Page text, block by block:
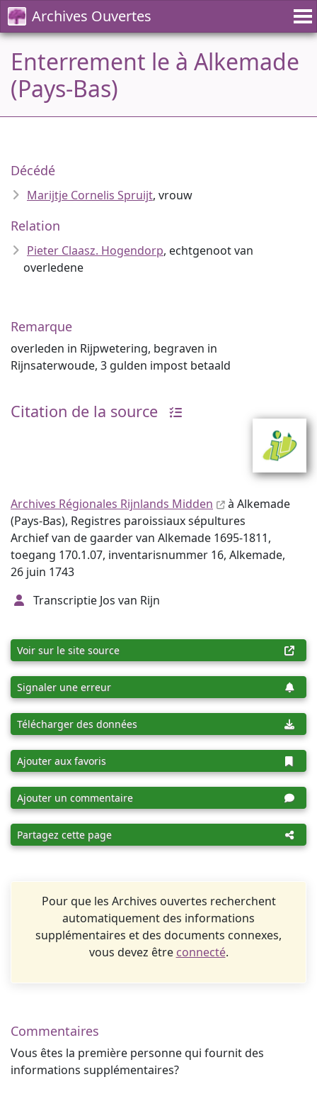
Archives Ouvertes
Enterrement le à Alkemade
(Pays-Bas)
Décédé
Marijtje Cornelis Spruijt, vrouw
Relation
Pieter Claasz. Hogendorp, echtgenoot van
overledene
Remarque
overleden in Rijpwetering, begraven in
Rijnsaterwoude, 3 gulden impost betaald
Citation de la source
Archives Régionales Rijnlands Midden
à Alkemade
(Pays-Bas), Registres paroissiaux sépultures
Archief van de gaarder van Alkemade 1695-1811,
toegang 170.1.07, inventarisnummer 16, Alkemade,
26 juin 1743
Transcriptie Jos van Rijn
Voir sur le site source
Signaler une erreur
Télécharger des données
Ajouter aux favoris
Ajouter un commentaire
Partagez cette page
Pour que les Archives ouvertes recherchent
automatiquement des informations
supplémentaires et des documents connexes,
vous devez être connecté.
Commentaires
Vous êtes la première personne qui fournit des
informations supplémentaires?